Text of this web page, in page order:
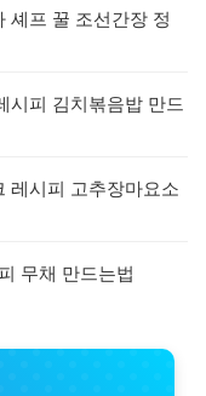
셰프 꿀 조선간장 정
시피 김치볶음밥 만드
레시피 고추장마요소
무채 만드는법